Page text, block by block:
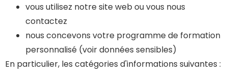
vous utilisez notre site web ou vous nous
contactez
nous concevons votre programme de formation
personnalisé (voir données sensibles)
En particulier, les catégories d'informations suivantes :